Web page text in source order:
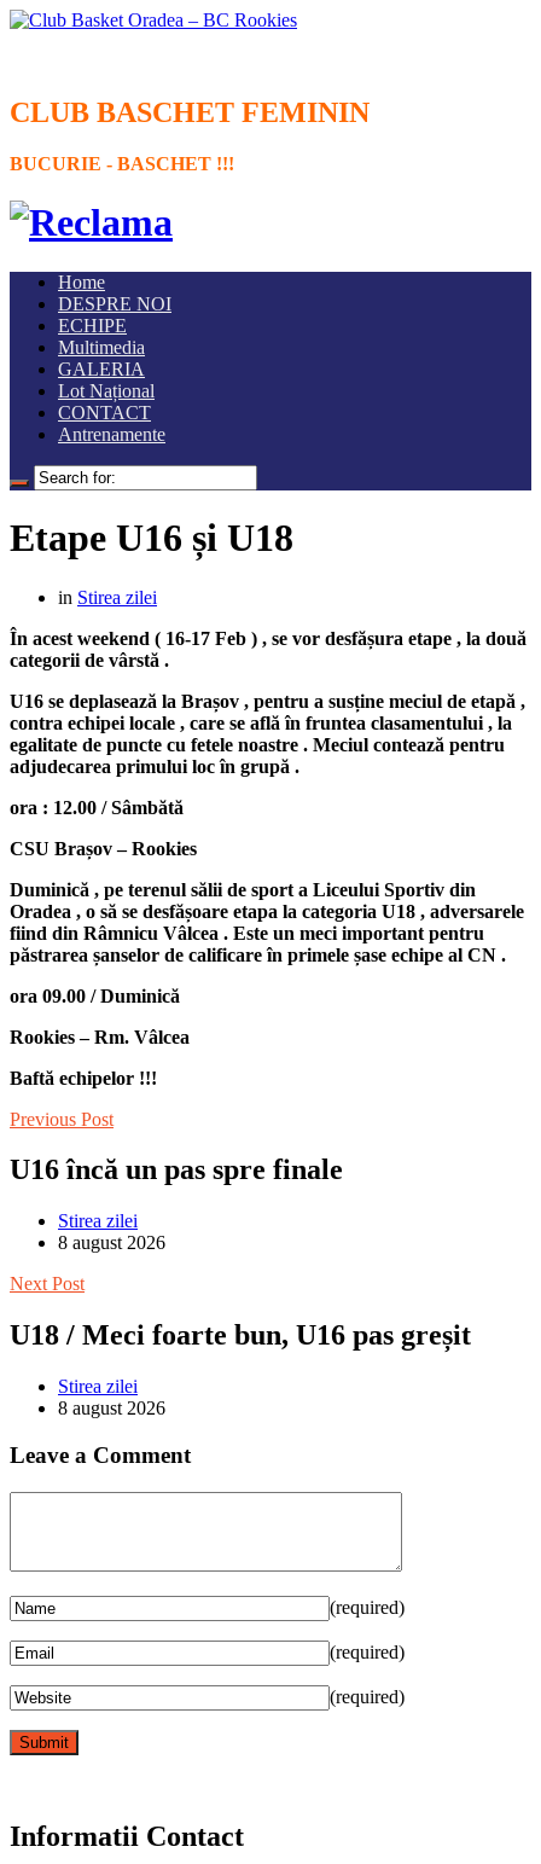
CLUB BASCHET FEMININ
BUCURIE - BASCHET !!!
Home
DESPRE NOI
ECHIPE
Multimedia
GALERIA
Lot Național
CONTACT
Antrenamente
Etape U16 și U18
in Stirea zilei
În acest weekend ( 16-17 Feb ) , se vor desfășura etape , la două
categorii de vârstă .
U16 se deplasează la Brașov , pentru a susține meciul de etapă ,
contra echipei locale , care se află în fruntea clasamentului , la
egalitate de puncte cu fetele noastre . Meciul contează pentru
adjudecarea primului loc în grupă .
ora : 12.00 / Sâmbătă
CSU Brașov – Rookies
Duminică , pe terenul sălii de sport a Liceului Sportiv din
Oradea , o să se desfășoare etapa la categoria U18 , adversarele
fiind din Râmnicu Vâlcea . Este un meci important pentru
păstrarea șanselor de calificare în primele șase echipe al CN .
ora 09.00 / Duminică
Rookies – Rm. Vâlcea
Baftă echipelor !!!
Previous Post
U16 încă un pas spre finale
Stirea zilei
8 august 2026
Next Post
U18 / Meci foarte bun, U16 pas greșit
Stirea zilei
8 august 2026
Leave a Comment
(required)
(required)
(required)
Informatii Contact